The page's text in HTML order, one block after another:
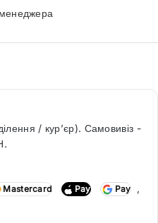
менеджера
/ кур’єр). Самовивіз -
Mastercard Pay Pay
,